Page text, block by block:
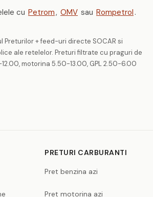
cu Petrom, OMV sau Rompetrol .
Preturilor + feed-uri directe SOCAR si
ale retelelor. Preturi filtrate cu praguri de
motorina 5.50-13.00, GPL 2.50-6.00
PRETURI CARBURANTI
Pret benzina azi
Pret motorina azi